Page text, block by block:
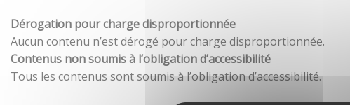
Dérogation pour charge disproportionnée
Aucun contenu n’est dérogé pour charge disproportionnée.
Contenus non soumis à l’obligation d’accessibilité
Tous les contenus sont soumis à l’obligation d’accessibilité.